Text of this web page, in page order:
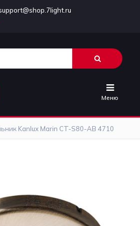
Меню
Kanlux Marin CT-S80-AB 4710